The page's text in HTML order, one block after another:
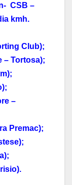
CSB –
kmh.
Club);
– Tortosa);
–
Premac);